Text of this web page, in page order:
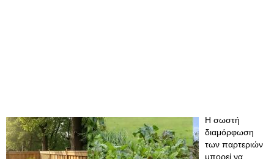
Η σωστή
διαμόρφωση
των παρτεριών
μπορεί να